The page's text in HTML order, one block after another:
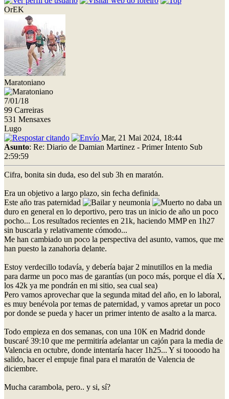
OrEK
Maratoniano
7/01/18
99 Carreiras
531 Mensaxes
Lugo
Mar, 21 Mai 2024, 18:44
Asunto: Re: Diario de Damian Martinez - Primer Intento Sub
2:59:59
Cifra, bonita sin duda, eso del sub 3h en maratón.
Era un objetivo a largo plazo, sin fecha definida.
Este año tras paternidad
y neumonia
no daba un
duro en general en lo deportivo, pero tras un inicio de año un poco
pocho... Los resultados recientes en 21k, haciendo MMP en 1h27
sin buscarla y relativamente cómodo...
Me han cambiado un poco la perspectiva del asunto, vamos, que me
han puesto la zanahoria delante.
Estoy verdecillo todavía, y debería bajar 2 minutillos en la media
para darme un poco mas de garantías (un poco más, porque el día X,
los 42k ya me pondrán en mi sitio, sea cual sea)
Pero vamos aprovechar que la segunda mitad del año, en lo laboral,
es muy benévola por temas de paternidad, y vamos apretar un poco
por donde se pueda y hacer un primer intento de asalto a la marca.
Todo empieza en dos semanas, con una 10K en Madrid donde
buscaré 39:10 que me permitiría adelantar un cajón para la media de
Valencia en octubre, donde intentaría hacer 1h25... Y si toooodo ha
salido, hacer el empuje final para el maratón de Valencia de
diciembre.
Mucha carambola, pero.. y si, sí?